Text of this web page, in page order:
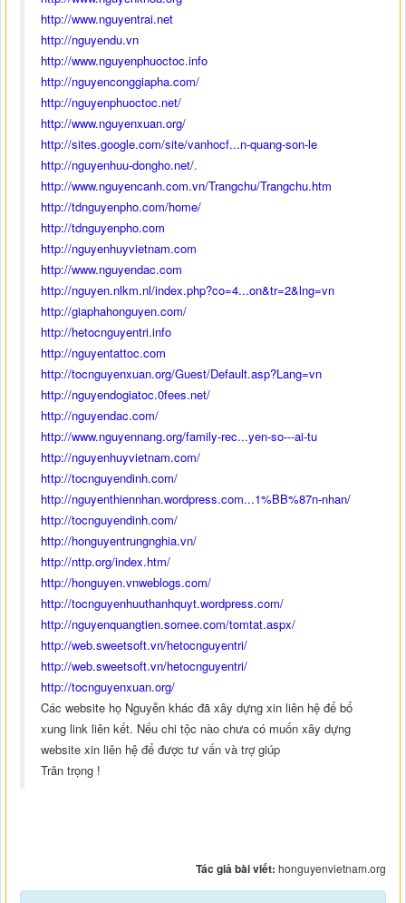
http://www.nguyentrai.net
http://nguyendu.vn
http://www.nguyenphuoctoc.info
http://nguyenconggiapha.com/
http://nguyenphuoctoc.net/
http://www.nguyenxuan.org/
http://sites.google.com/site/vanhocf...n-quang-son-le
http://nguyenhuu-dongho.net/.
http://www.nguyencanh.com.vn/Trangchu/Trangchu.htm
http://tdnguyenpho.com/home/
http://tdnguyenpho.com
http://nguyenhuyvietnam.com
http://www.nguyendac.com
http://nguyen.nlkm.nl/index.php?co=4...on&tr=2&lng=vn
http://giaphahonguyen.com/
http://hetocnguyentri.info
http://nguyentattoc.com
http://tocnguyenxuan.org/Guest/Default.asp?Lang=vn
http://nguyendogiatoc.0fees.net/
http://nguyendac.com/
http://www.nguyennang.org/family-rec...yen-so---ai-tu
http://nguyenhuyvietnam.com/
http://tocnguyendinh.com/
http://nguyenthiennhan.wordpress.com...1%BB%87n-nhan/
http://tocnguyendinh.com/
http://honguyentrungnghia.vn/
http://nttp.org/index.htm/
http://honguyen.vnweblogs.com/
http://tocnguyenhuuthanhquyt.wordpress.com/
http://nguyenquangtien.somee.com/tomtat.aspx/
http://web.sweetsoft.vn/hetocnguyentri/
http://web.sweetsoft.vn/hetocnguyentri/
http://tocnguyenxuan.org/
Các website họ Nguyễn khác đã xây dựng xin liên hệ để bổ
xung link liên kết. Nếu chi tộc nào chưa có muốn xây dựng
website xin liên hệ để được tư vấn và trợ giúp
Trân trọng !
Tác giả bài viết: honguyenvietnam.org